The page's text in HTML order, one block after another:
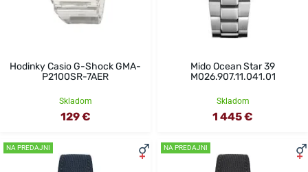
Hodinky Casio G-Shock GMA-
P2100SR-7AER
Skladom
129 €
Mido Ocean Star 39
M026.907.11.041.01
Skladom
1 445 €
NA PREDAJNI NA PREDAJNI